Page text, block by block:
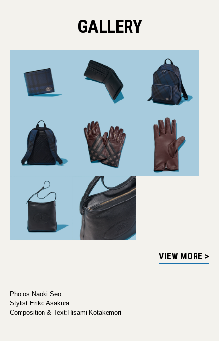
GALLERY
VIEW MORE >
Photos:Naoki Seo
Stylist:Eriko Asakura
Composition & Text:Hisami Kotakemori